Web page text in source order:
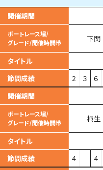
開催期間
ボートレース場/
グレード/開催時間帯
下関
タイトル
節間成績
２ ３ ６
開催期間
ボートレース場/
グレード/開催時間帯
桐生
タイトル
節間成績
４ ４